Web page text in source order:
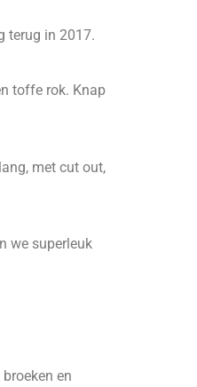
terug in 2017.
toffe rok. Knap
met cut out,
we superleuk
en